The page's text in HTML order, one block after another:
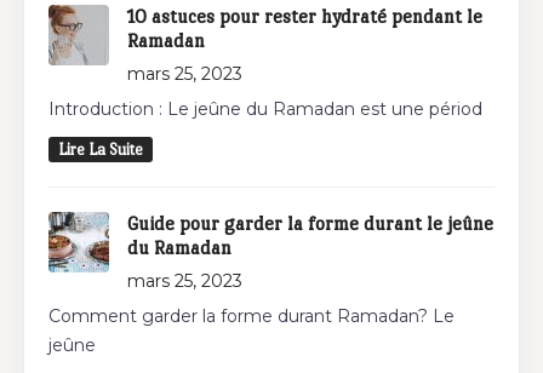
10 astuces pour rester hydraté pendant le
Ramadan
mars 25, 2023
Introduction : Le jeûne du Ramadan est une périod
Lire La Suite
Guide pour garder la forme durant le jeûne
du Ramadan
mars 25, 2023
Comment garder la forme durant Ramadan? Le
jeûne